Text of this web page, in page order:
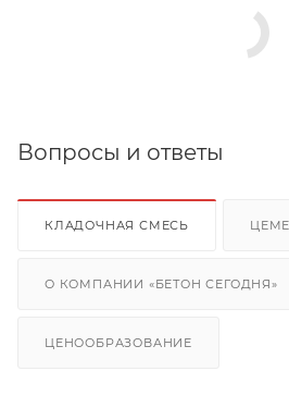
Вопросы и ответы
КЛАДОЧНАЯ СМЕСЬ
О КОМПАНИИ «БЕТОН СЕГОДНЯ»
ЦЕНООБРАЗОВАНИЕ